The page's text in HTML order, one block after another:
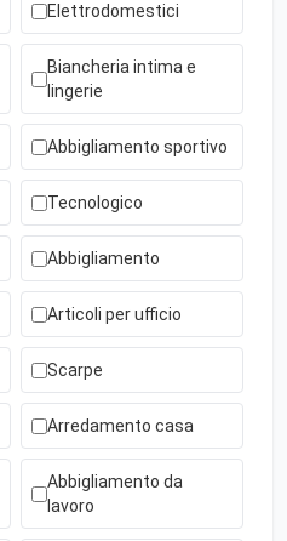
Elettrodomestici
Biancheria intima e
lingerie
Abbigliamento sportivo
Tecnologico
Abbigliamento
Articoli per ufficio
Scarpe
Arredamento casa
Abbigliamento da
lavoro